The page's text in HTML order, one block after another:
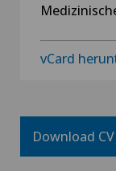
vCard
Download CV